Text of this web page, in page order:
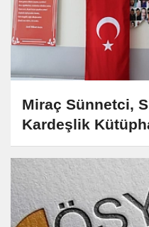
Miraç Sünnetci,
Kardeşlik
incelemelerde